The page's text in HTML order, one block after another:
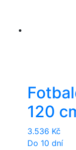
120
3.536 Kč
Do 10 dní